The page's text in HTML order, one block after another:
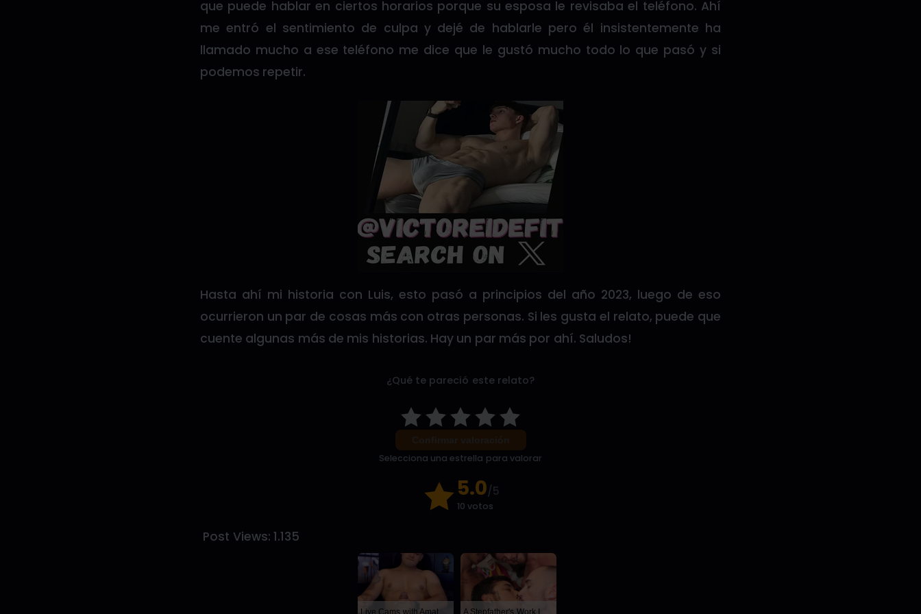
que puede hablar en ciertos horarios porque su esposa le revisaba el teléfono. Ahí
me entró el sentimiento de culpa y dejé de hablarle pero él insistentemente ha
llamado mucho a ese teléfono me dice que le gustó mucho todo lo que pasó y si
podemos repetir.
Hasta ahí mi historia con Luis, esto pasó a principios del año 2023, luego de eso
ocurrieron un par de cosas más con otras personas. Si les gusta el relato, puede que
cuente algunas más de mis historias. Hay un par más por ahí. Saludos!
¿Qué te pareció este relato?
Selecciona una estrella para valorar
5.0/5
10 votos
Post Views: 1.135